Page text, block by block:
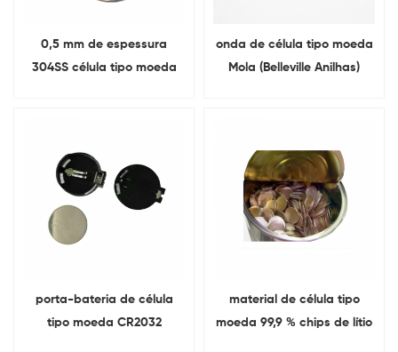
0,5 mm de espessura
304SS célula tipo moeda
onda de célula tipo moeda
Mola (Belleville Anilhas)
porta-bateria de célula
tipo moeda CR2032
material de célula tipo
moeda 99,9 % chips de lítio